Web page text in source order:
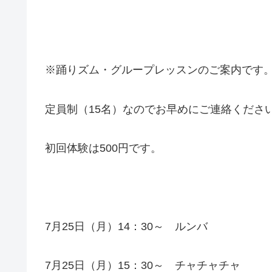
※踊りズム・グループレッスンのご案内です
定員制（15名）なのでお早めにご連絡くださ
初回体験は500円です。
7月25日（月）14：30～ ルンバ
7月25日（月）15：30～ チャチャチャ